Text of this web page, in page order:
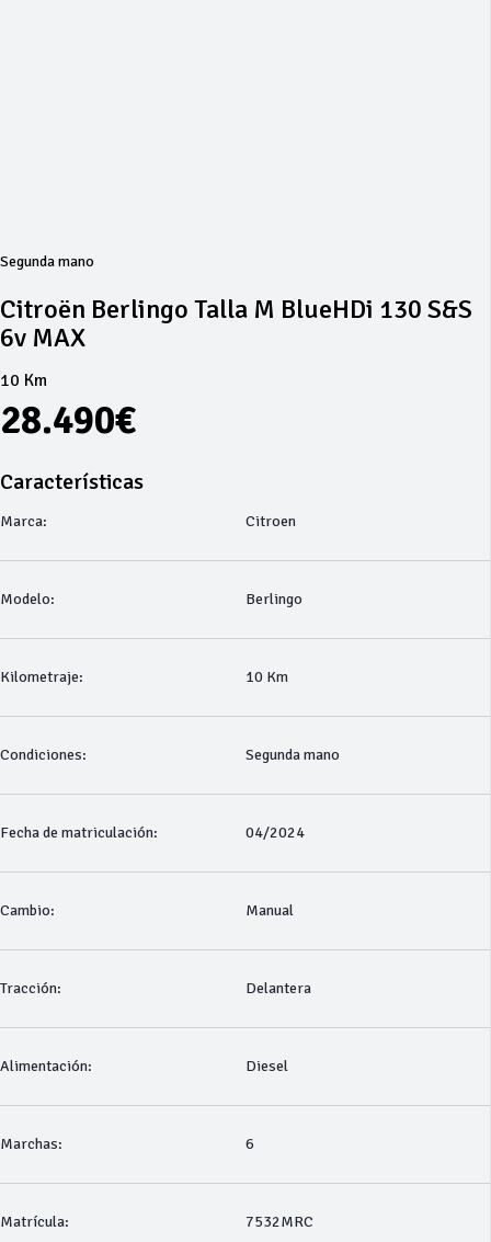
Segunda mano
Citroën Berlingo Talla M BlueHDi 130 S&S
6v MAX
10 Km
28.490€
Características
Marca: Citroen
Modelo: Berlingo
Kilometraje: 10 Km
Condiciones: Segunda mano
Fecha de matriculación: 04/2024
Cambio: Manual
Tracción: Delantera
Alimentación: Diesel
Marchas: 6
Matrícula: 7532MRC